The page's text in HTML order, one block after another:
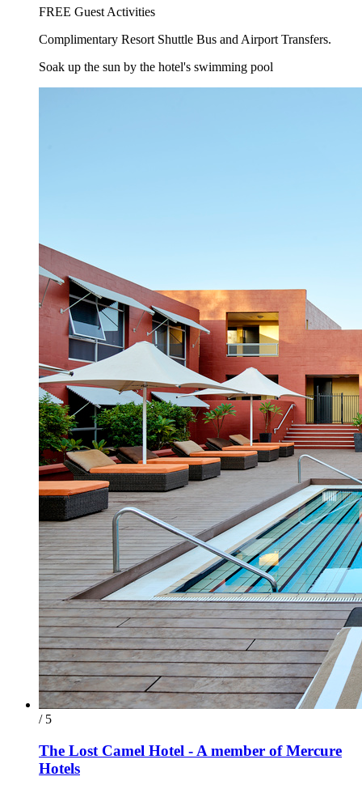
FREE Guest Activities
Complimentary Resort Shuttle Bus and Airport Transfers.
Soak up the sun by the hotel's swimming pool
/ 5
The Lost Camel Hotel - A member of Mercure
Hotels